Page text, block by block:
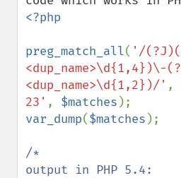
<?php
preg_match_all( '/
<dup_name>\d{1,4})\-(?
<dup_name>\d{1,2})/' ,
23' , $matches
var_dump($matches );
/*
output in PHP 5.4: